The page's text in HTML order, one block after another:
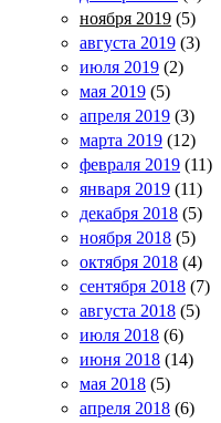
ноября 2019 (5)
августа 2019 (3)
июля 2019 (2)
мая 2019 (5)
апреля 2019 (3)
марта 2019 (12)
февраля 2019 (11)
января 2019 (11)
декабря 2018 (5)
ноября 2018 (5)
октября 2018 (4)
сентября 2018 (7)
августа 2018 (5)
июля 2018 (6)
июня 2018 (14)
мая 2018 (5)
апреля 2018 (6)